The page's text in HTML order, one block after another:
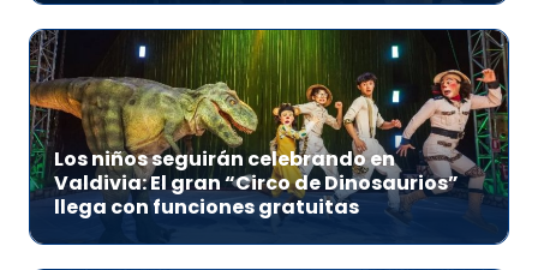
Los niños seguirán celebrando en
Valdivia: El gran “Circo de Dinosaurios”
llega con funciones gratuitas